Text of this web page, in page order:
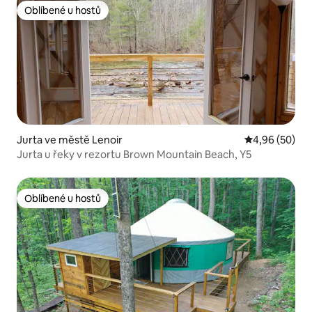
Oblíbené u hostů
Oblíbené u hostů
Jurta ve městě Lenoir Průměrné
4,96 (50)
Jurta u řeky v rezortu Brown Mountain Beach, Y5
Oblíbené u hostů
Oblíbené u hostů